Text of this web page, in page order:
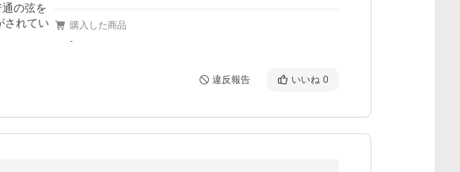
の弦を
されてい
購入した商品
-
違反報告 いいね 0